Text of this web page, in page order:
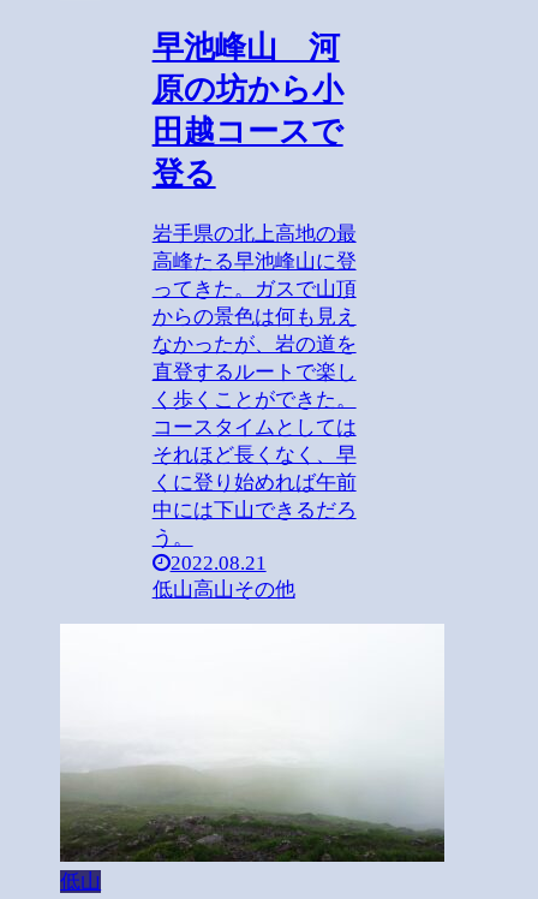
早池峰山 河
原の坊から小
田越コースで
登る
岩手県の北上高地の最
高峰たる早池峰山に登
ってきた。ガスで山頂
からの景色は何も見え
なかったが、岩の道を
直登するルートで楽し
く歩くことができた。
コースタイムとしては
それほど長くなく、早
くに登り始めれば午前
中には下山できるだろ
う。
2022.08.21
低山高山その他
低山